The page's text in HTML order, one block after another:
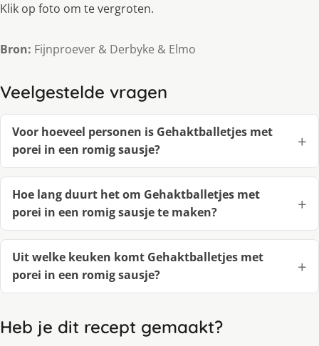
Klik op foto om te vergroten.
Bron: Fijnproever & Derbyke & Elmo
Veelgestelde vragen
Voor hoeveel personen is Gehaktballetjes met
porei in een romig sausje?
Hoe lang duurt het om Gehaktballetjes met
porei in een romig sausje te maken?
Uit welke keuken komt Gehaktballetjes met
porei in een romig sausje?
Heb je dit recept gemaakt?